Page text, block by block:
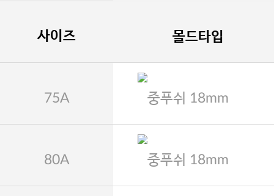
사이즈 몰드타입
75A 중푸쉬 18mm
80A 중푸쉬 18mm